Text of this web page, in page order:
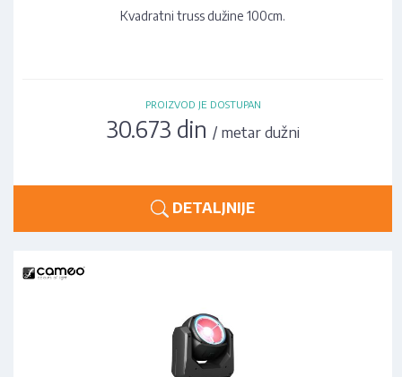
Kvadratni truss dužine 100cm.
PROIZVOD JE DOSTUPAN
30.673 din / metar dužni
DETALJNIJE